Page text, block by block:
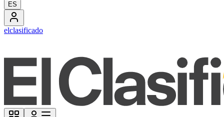
ES
elclasificado